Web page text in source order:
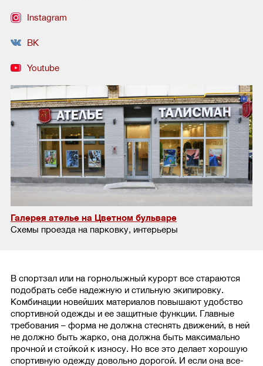
Instagram
ВК
Youtube
Галерея ателье на Цветном бульваре
Схемы проезда на парковку, интерьеры
В спортзал или на горнолыжный курорт все стараются
подобрать себе надежную и стильную экипировку.
Комбинации новейших материалов повышают удобство
спортивной одежды и ее защитные функции. Главные
требования – форма не должна стеснять движений, в ней
не должно быть жарко, она должна быть максимально
прочной и стойкой к износу. Но все это делает хорошую
спортивную одежду довольно дорогой. И если она все-